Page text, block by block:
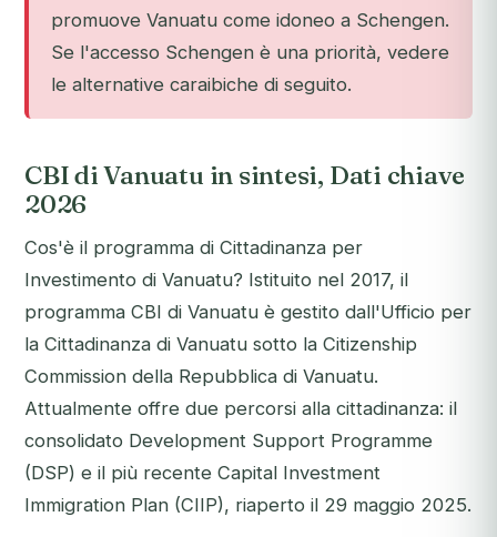
promuove Vanuatu come idoneo a Schengen.
Se l'accesso Schengen è una priorità, vedere
le alternative caraibiche di seguito.
CBI di Vanuatu in sintesi, Dati chiave
2026
Cos'è il programma di Cittadinanza per
Investimento di Vanuatu? Istituito nel 2017, il
programma CBI di Vanuatu è gestito dall'Ufficio per
la Cittadinanza di Vanuatu sotto la Citizenship
Commission della Repubblica di Vanuatu.
Attualmente offre due percorsi alla cittadinanza: il
consolidato Development Support Programme
(DSP) e il più recente Capital Investment
Immigration Plan (CIIP), riaperto il 29 maggio 2025.